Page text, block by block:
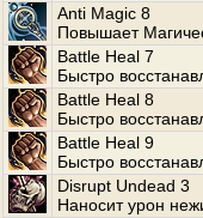
Anti Magic 8
Повышает
Battle Heal 7
Быстро
Battle Heal 8
Быстро
Battle Heal 9
Быстро
Disrupt Undead 3
Наносит урон